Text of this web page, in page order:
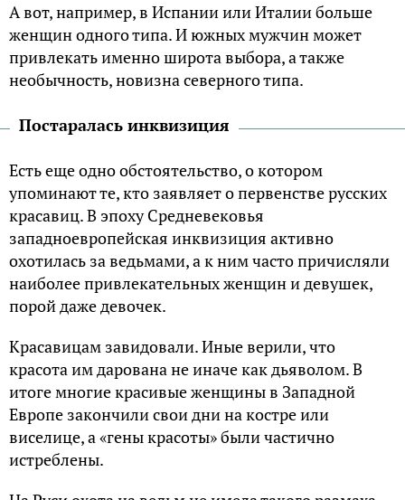
А вот, например, в Испании или Италии больше
женщин одного типа. И южных мужчин может
привлекать именно широта выбора, а также
необычность, новизна северного типа.
Постаралась инквизиция
Есть еще одно обстоятельство, о котором
упоминают те, кто заявляет о первенстве русских
красавиц. В эпоху Средневековья
западноевропейская инквизиция активно
охотилась за ведьмами, а к ним часто причисляли
наиболее привлекательных женщин и девушек,
порой даже девочек.
Красавицам завидовали. Иные верили, что
красота им дарована не иначе как дьяволом. В
итоге многие красивые женщины в Западной
Европе закончили свои дни на костре или
виселице, а «гены красоты» были частично
истреблены.